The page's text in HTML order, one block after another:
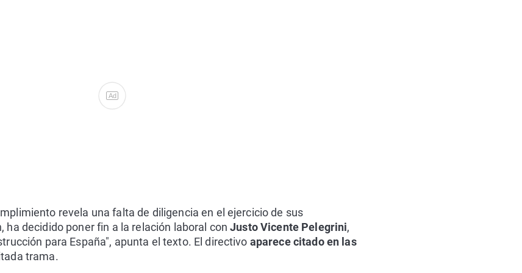
Ad
revela una falta de diligencia en el ejercicio de sus
ha decidido poner fin a la relación laboral conJusto Vicente Pelegrini,
para España", apunta el texto. El directivo aparece citado en las
trama.